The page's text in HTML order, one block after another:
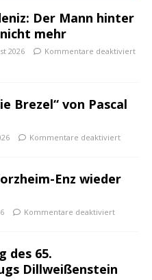
Der Mann hinter
mehr
2026 Kommentare deaktiviert
Brezel“ von Pascal
Kommentare deaktiviert
Enz wieder
Kommentare deaktiviert
des 65.
Dillweißenstein